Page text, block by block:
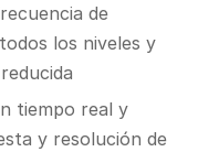
de
los niveles y
tiempo real y
y resolución de